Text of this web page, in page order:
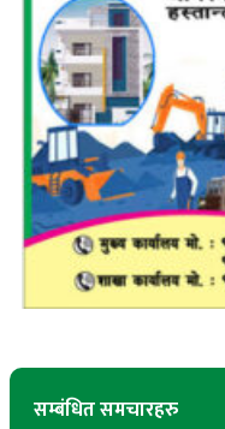
सम्बंधित समचारहरु